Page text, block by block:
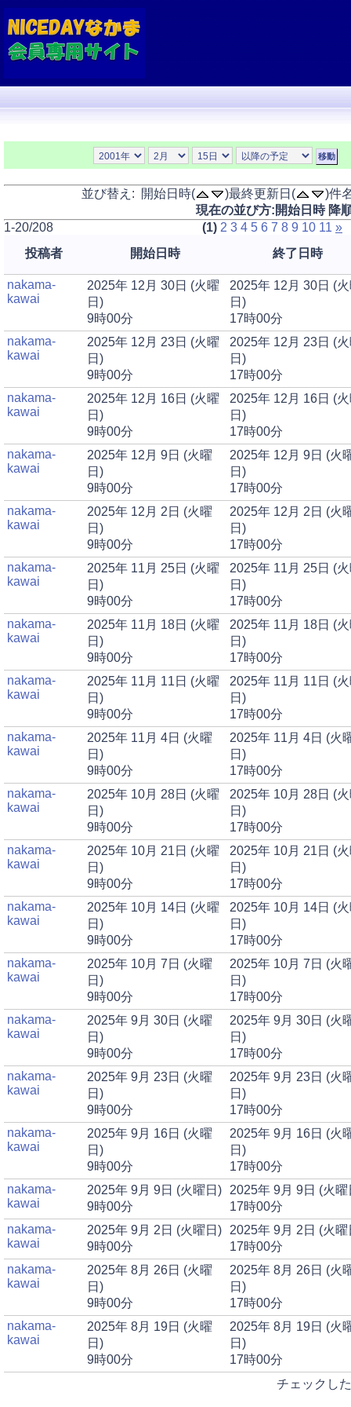
並び替え: 開始日時( )最終更新日(
)件
現在の並び方:開始日時 降
1-20/208
(1) 2 3 4 5 6 7 8 9 10 11 »
投稿者
開始日時 終了日時
nakama-
kawai
2025年 12月 30日 (火曜
日)
9時00分
2025年 12月 30日 (
日)
17時00分
nakama-
kawai
2025年 12月 23日 (火曜
日)
9時00分
2025年 12月 23日 (
日)
17時00分
nakama-
kawai
2025年 12月 16日 (火曜
日)
9時00分
2025年 12月 16日 (
日)
17時00分
nakama-
kawai
2025年 12月 9日 (火曜
日)
9時00分
2025年 12月 9日 (火
日)
17時00分
nakama-
kawai
2025年 12月 2日 (火曜
日)
9時00分
2025年 12月 2日 (火
日)
17時00分
nakama-
kawai
2025年 11月 25日 (火曜
日)
9時00分
2025年 11月 25日 (
日)
17時00分
nakama-
kawai
2025年 11月 18日 (火曜
日)
9時00分
2025年 11月 18日 (
日)
17時00分
nakama-
kawai
2025年 11月 11日 (火曜
日)
9時00分
2025年 11月 11日 (
日)
17時00分
nakama-
kawai
2025年 11月 4日 (火曜
日)
9時00分
2025年 11月 4日 (火
日)
17時00分
nakama-
kawai
2025年 10月 28日 (火曜
日)
9時00分
2025年 10月 28日 (
日)
17時00分
nakama-
kawai
2025年 10月 21日 (火曜
日)
9時00分
2025年 10月 21日 (
日)
17時00分
nakama-
kawai
2025年 10月 14日 (火曜
日)
9時00分
2025年 10月 14日 (
日)
17時00分
nakama-
kawai
2025年 10月 7日 (火曜
日)
9時00分
2025年 10月 7日 (火
日)
17時00分
nakama-
kawai
2025年 9月 30日 (火曜
日)
9時00分
2025年 9月 30日 (火
日)
17時00分
nakama-
kawai
2025年 9月 23日 (火曜
日)
9時00分
2025年 9月 23日 (火
日)
17時00分
nakama-
kawai
2025年 9月 16日 (火曜
日)
9時00分
2025年 9月 16日 (火
日)
17時00分
nakama-
kawai
2025年 9月 9日 (火曜日)
9時00分
2025年 9月 9日 (火曜
17時00分
nakama-
kawai
2025年 9月 2日 (火曜日)
9時00分
2025年 9月 2日 (火曜
17時00分
nakama-
kawai
2025年 8月 26日 (火曜
日)
9時00分
2025年 8月 26日 (火
日)
17時00分
nakama-
kawai
2025年 8月 19日 (火曜
日)
9時00分
2025年 8月 19日 (火
日)
17時00分
チェックし